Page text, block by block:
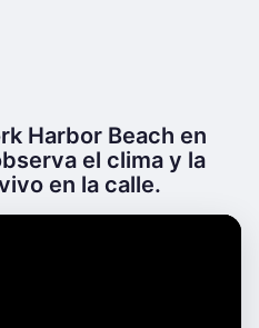
Harbor Beach en
el clima y la
en la calle.